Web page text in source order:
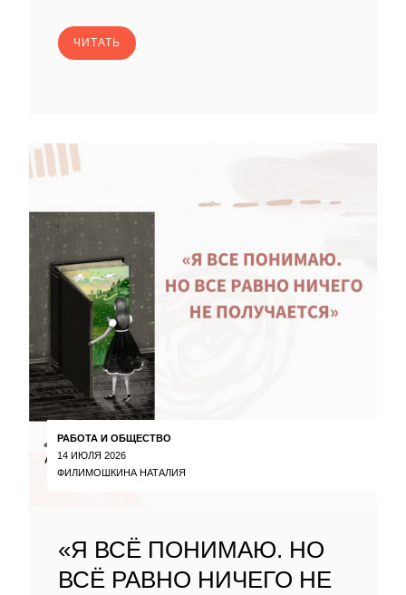
ЧИТАТЬ
РАБОТА И ОБЩЕСТВО
14 ИЮЛЯ 2026
ФИЛИМОШКИНА НАТАЛИЯ
«Я ВСЁ ПОНИМАЮ. НО
ВСЁ РАВНО НИЧЕГО НЕ